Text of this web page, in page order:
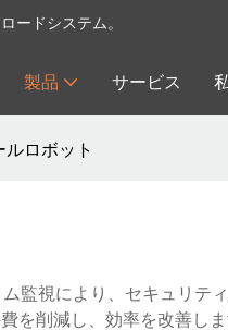
ードシステム。
製品 サービス
ルロボット
監視により、セキュリテ
を削減し、効率を改善し